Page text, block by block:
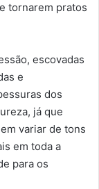
tornarem pratos
escovadas
e
dos
já que
variar de tons
em toda a
para os